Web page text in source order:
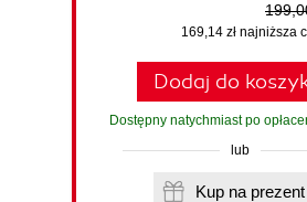
169,14 zł najniższa
Dodaj do
Dostępny natychmiast po
lub
Kup na prezent